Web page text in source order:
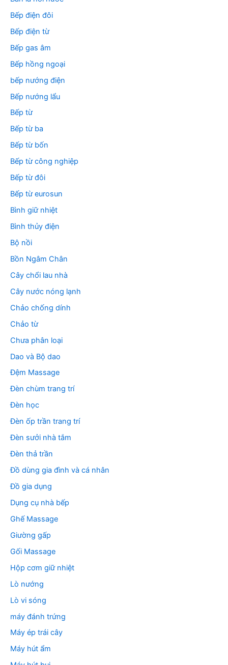
Bếp điện đôi
Bếp điện từ
Bếp gas âm
Bếp hồng ngoại
bếp nướng điện
Bếp nướng lẩu
Bếp từ
Bếp từ ba
Bếp từ bốn
Bếp từ công nghiệp
Bếp từ đôi
Bếp từ eurosun
Bình giữ nhiệt
Bình thủy điện
Bộ nồi
Bồn Ngâm Chân
Cây chổi lau nhà
Cây nước nóng lạnh
Chảo chống dính
Chảo từ
Chưa phân loại
Dao và Bộ dao
Đệm Massage
Đèn chùm trang trí
Đèn học
Đèn ốp trần trang trí
Đèn sưởi nhà tắm
Đèn thả trần
Đồ dùng gia đình và cá nhân
Đồ gia dụng
Dụng cụ nhà bếp
Ghế Massage
Giường gấp
Gối Massage
Hộp cơm giữ nhiệt
Lò nướng
Lò vi sóng
máy đánh trứng
Máy ép trái cây
Máy hút ẩm